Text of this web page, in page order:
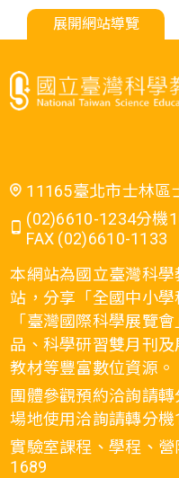
展開網站導覽
11165臺北市士林區
(02)6610-1234分機
FAX (02)6610-1133
本網站為國立臺灣科
站，分享「全國中小
「臺灣國際科學展覽
品、科學研習雙月刊
教材等豐富數位資源。
團體參觀預約洽詢請
場地使用洽詢請轉分
實驗室課程、學程、
1689